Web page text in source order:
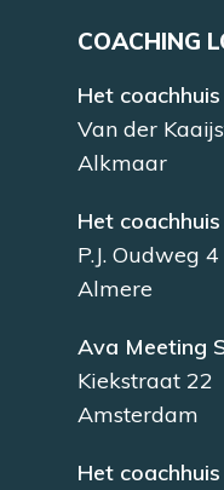
COACHING
Het
Van der
Alkmaar
Het
P.J. Oudweg 4
Almere
Ava Meeting
Kiekstraat 22
Amsterdam
Het